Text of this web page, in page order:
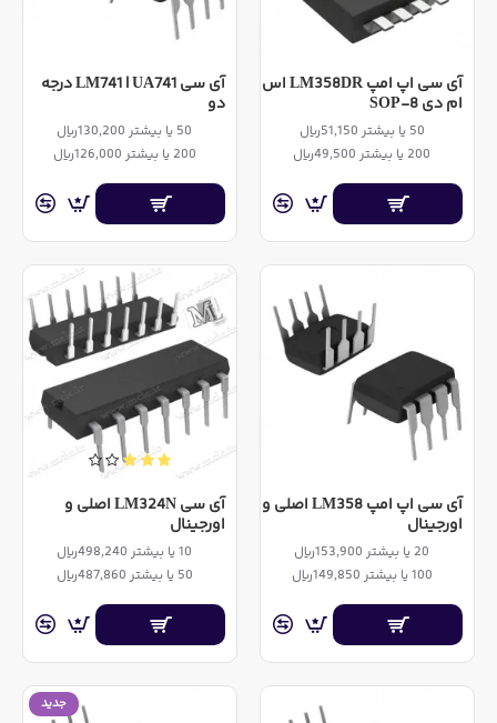
آی سی اپ امپ LM358DR اس
ام دی SOP-8
50 یا بیشتر 51,150ریال
200 یا بیشتر 49,500ریال
آی سی LM741 | UA741 درجه
دو
50 یا بیشتر 130,200ریال
200 یا بیشتر 126,000ریال
آی سی اپ امپ LM358 اصلی و
اورجینال
20 یا بیشتر 153,900ریال
100 یا بیشتر 149,850ریال
آی سی LM324N اصلی و
اورجینال
10 یا بیشتر 498,240ریال
50 یا بیشتر 487,860ریال
جدید